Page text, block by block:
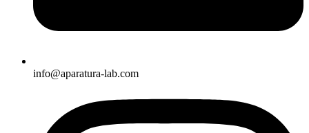
info@aparatura-lab.com